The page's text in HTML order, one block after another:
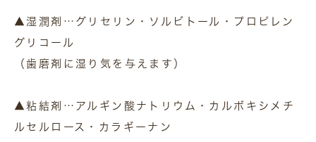
▲湿潤剤…グリセリン・ソルビトール・プロピレン
グリコール
（歯磨剤に湿り気を与えます）
▲粘結剤…アルギン酸ナトリウム・カルボキシメチ
ルセルロース・カラギーナン